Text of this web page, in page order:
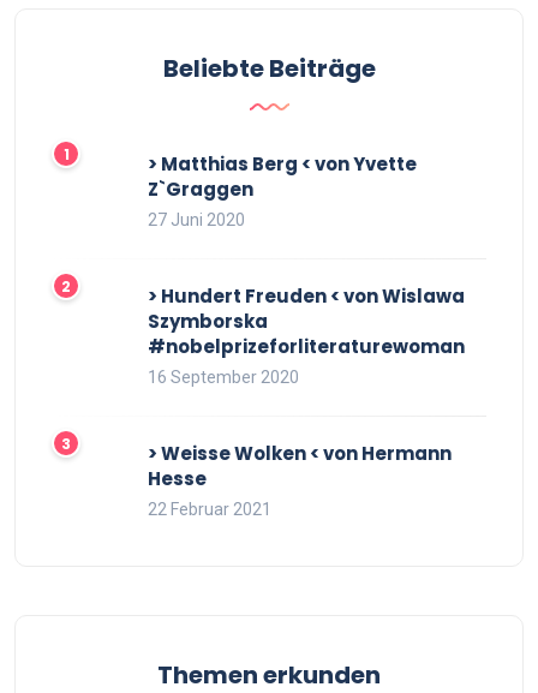
Beliebte Beiträge
> Matthias Berg < von Yvette
Z`Graggen
27 Juni 2020
> Hundert Freuden < von Wislawa
Szymborska
#nobelprizeforliteraturewoman
16 September 2020
> Weisse Wolken < von Hermann
Hesse
22 Februar 2021
Themen erkunden